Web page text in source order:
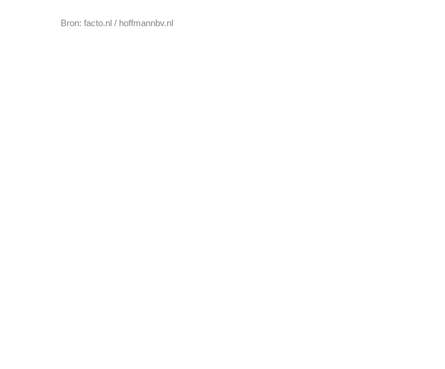
Bron: facto.nl / hoffmannbv.nl